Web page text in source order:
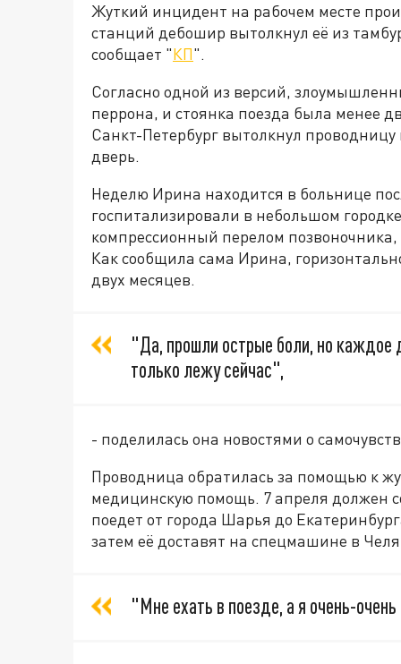
Жуткий инцидент на рабочем месте
станций дебошир вытолкнул её из
сообщает "КП".
Согласно одной из версий,
перрона, и стоянка поезда была менее
Санкт-Петербург вытолкнул
дверь.
Неделю Ирина находится в больнице
госпитализировали в небольшом
компрессионный перелом позвоночника,
Как сообщила сама Ирина,
двух месяцев.
"Да, прошли острые боли, но каждое
только лежу сейчас",
- поделилась она новостями о
Проводница обратилась за помощью к
медицинскую помощь. 7 апреля должен
поедет от города Шарья до
затем её доставят на спецмашине в
"Мне ехать в поезде, а я очень-